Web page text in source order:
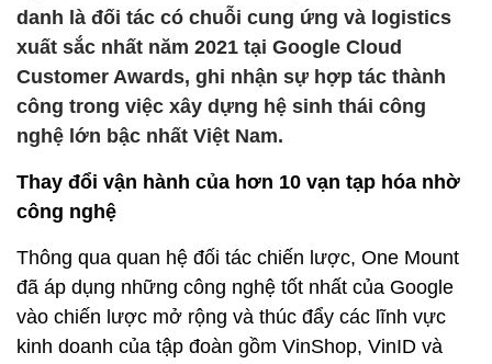
danh là đối tác có chuỗi cung ứng và logistics
xuất sắc nhất năm 2021 tại Google Cloud
Customer Awards, ghi nhận sự hợp tác thành
công trong việc xây dựng hệ sinh thái công
nghệ lớn bậc nhất Việt Nam.
Thay đổi vận hành của hơn 10 vạn tạp hóa nhờ
công nghệ
Thông qua quan hệ đối tác chiến lược, One Mount
đã áp dụng những công nghệ tốt nhất của Google
vào chiến lược mở rộng và thúc đẩy các lĩnh vực
kinh doanh của tập đoàn gồm VinShop, VinID và